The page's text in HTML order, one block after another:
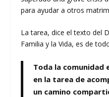
para ayudar a otros
La tarea, dice el texto del
Familia y la Vida, es de
Toda la comunidad
en la tarea de
un camino